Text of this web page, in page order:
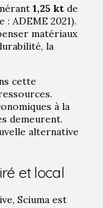
1,25 ktde
ADEME 2021).
matériaux
la
cette
à la
demeurent.
alternative
et local
Sciuma est